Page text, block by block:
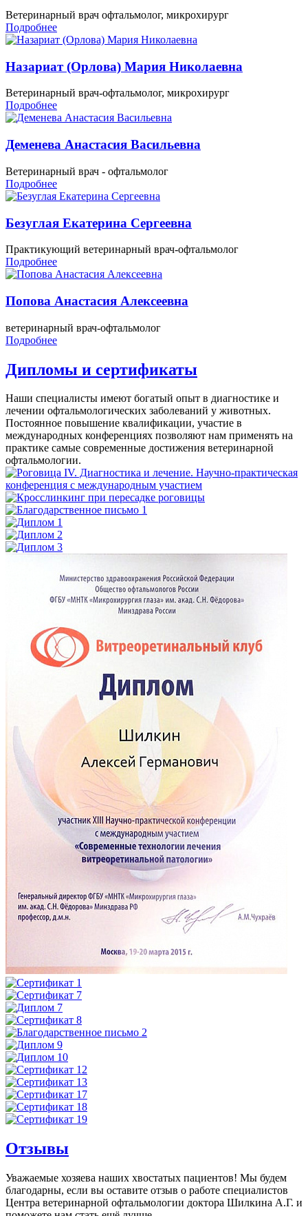
Ветеринарный врач офтальмолог, микрохирург
Подробнее
Назариат (Орлова) Мария Николаевна
Ветеринарный врач-офтальмолог, микрохирург
Подробнее
Деменева Анастасия Васильевна
Ветеринарный врач - офтальмолог
Подробнее
Безуглая Екатерина Сергеевна
Практикующий ветеринарный врач-офтальмолог
Подробнее
Попова Анастасия Алексеевна
ветеринарный врач-офтальмолог
Подробнее
Дипломы и сертификаты
Наши специалисты имеют богатый опыт в диагностике и
лечении офтальмологических заболеваний у животных.
Постоянное повышение квалификации, участие в
международных конференциях позволяют нам применять на
практике самые современные достижения ветеринарной
офтальмологии.
Отзывы
Уважаемые хозяева наших хвостатых пациентов! Мы будем
благодарны, если вы оставите отзыв о работе специалистов
Центра ветеринарной офтальмологии доктора Шилкина А.Г. и